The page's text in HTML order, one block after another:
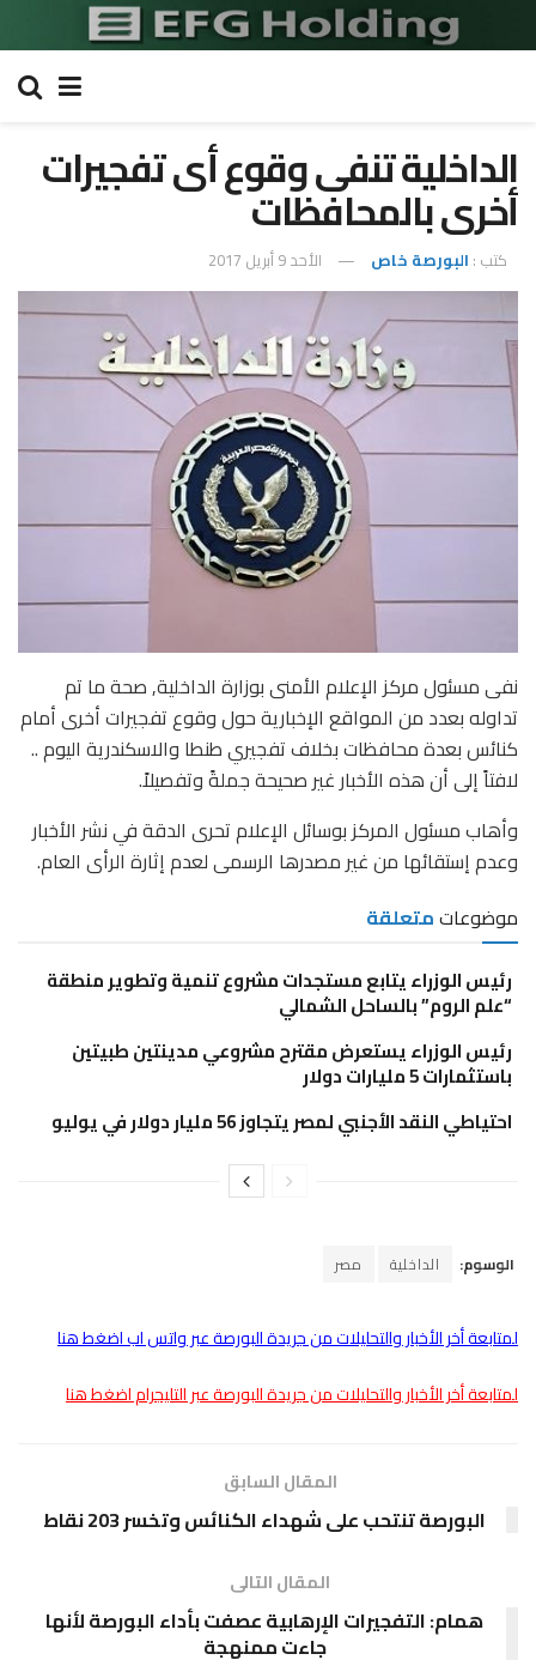
الداخلية تنفى وقوع أى تفجيرات
أخرى بالمحافظات
كتب : البورصة خاص الأحد 9 أبريل 2017
نفى مسئول مركز الإعلام الأمنى بوزارة الداخلية, صحة ما تم
تداوله بعدد من المواقع الإخبارية حول وقوع تفجيرات أخرى أمام
كنائس بعدة محافظات بخلاف تفجيري طنطا والاسكندرية اليوم ..
لافتاً إلى أن هذه الأخبار غير صحيحة جملةً وتفصيلاً.
وأهاب مسئول المركز بوسائل الإعلام تحرى الدقة في نشر الأخبار
وعدم إستقائها من غير مصدرها الرسمى لعدم إثارة الرأى العام.
موضوعاتمتعلقة
رئيس الوزراء يتابع مستجدات مشروع تنمية وتطوير منطقة
“علم الروم” بالساحل الشمالي
رئيس الوزراء يستعرض مقترح مشروعي مدينتين طبيتين
باستثمارات 5 مليارات دولار
احتياطي النقد الأجنبي لمصر يتجاوز 56 مليار دولار في يوليو
الوسوم: الداخلية مصر
لمتابعة أخر الأخبار والتحليلات من جريدة البورصة عبر واتس اب اضغط هنا
لمتابعة أخر الأخبار والتحليلات من جريدة البورصة عبر التليجرام اضغط هنا
المقال السابق
البورصة تنتحب على شهداء الكنائس وتخسر 203 نقاط
المقال التالى
همام: التفجيرات الإرهابية عصفت بأداء البورصة لأنها
جاءت ممنهجة